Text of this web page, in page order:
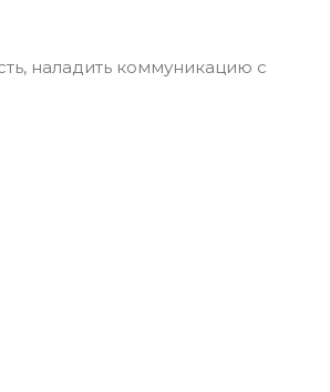
наладить коммуникацию с